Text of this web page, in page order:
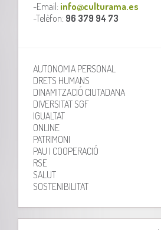
-Email: info@culturama.es
-Telèfon: 96 379 94 73
AUTONOMIA PERSONAL
DRETS HUMANS
DINAMITZACIÓ CIUTADANA
DIVERSITAT SGF
IGUALTAT
ONLINE
PATRIMONI
PAU I COOPERACIÓ
RSE
SALUT
SOSTENIBILITAT